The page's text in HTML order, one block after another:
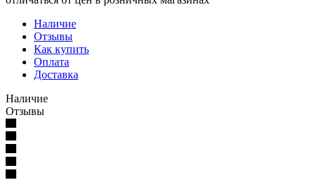
Наличие
Отзывы
Как купить
Оплата
Доставка
Наличие
Отзывы